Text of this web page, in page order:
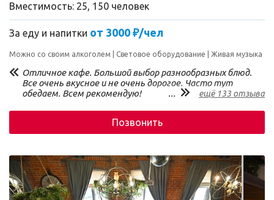
Вместимость: 25, 150 человек
За еду и напитки от 3000 ₽/чел
Можно со своим алкоголем Световое оборудование Живая музыка
Отличное кафе. Большой выбор разнообразных блюд.
Все очень вкусное и не очень дорогое. Часто тут
обедаем. Всем рекомендую!
... ещё 133 отзыва
Позвонить